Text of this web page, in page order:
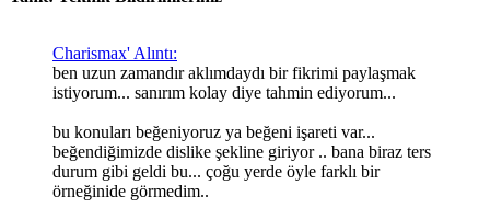
Charismax' Alıntı:
ben uzun zamandır aklımdaydı bir fikrimi paylaşmak
istiyorum... sanırım kolay diye tahmin ediyorum...
bu konuları beğeniyoruz ya beğeni işareti var...
beğendiğimizde dislike şekline giriyor .. bana biraz ters
durum gibi geldi bu... çoğu yerde öyle farklı bir
örneğinide görmedim..